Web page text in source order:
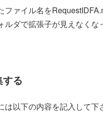
ファイル名を
ルダで拡張子が見えなく
る
以下の内容を記入して下